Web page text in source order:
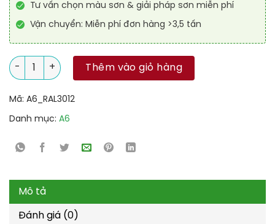
Tư vấn chọn màu sơn & giải pháp sơn miễn phí
Vận chuyển: Miễn phí đơn hàng >3,5 tấn
Sơn công nghiệp Alkyd nhanh khô RAL RAKYD QD 3012 số
Thêm vào giỏ hàng
Mã: A6_RAL3012
Danh mục: A6
Mô tả
Đánh giá (0)